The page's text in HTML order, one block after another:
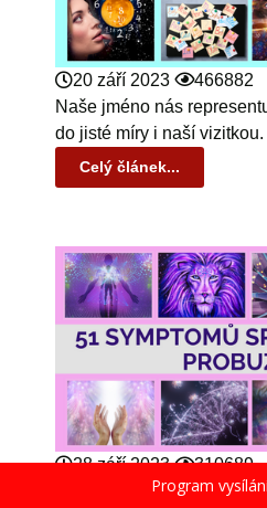
20 září 2023
466882
Naše jméno nás
do jisté míry i naší
Celý článek...
28 září 2023
310689
1. Změna spánkových
Program